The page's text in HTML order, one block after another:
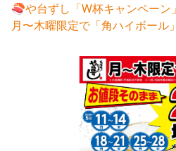
🍣や台ずし「W杯キャンペー
月〜木曜限定で「角ハイボール